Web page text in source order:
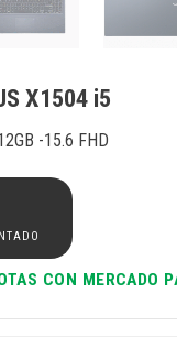
X1504 i5
-15.6 FHD
CON MERCADO